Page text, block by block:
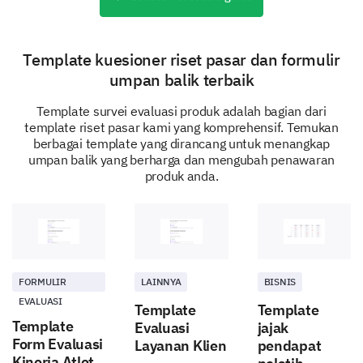
Overall Feedback and Suggestions
Finally, we are eager to hear your general thoughts
and any suggestions you might have to improve our
product.
What areas do you think need improvement?
Template kuesioner riset pasar dan formulir
umpan balik terbaik
Template survei evaluasi produk adalah bagian dari
template riset pasar kami yang komprehensif. Temukan
berbagai template yang dirancang untuk menangkap
umpan balik yang berharga dan mengubah penawaran
produk anda.
FORMULIR
EVALUASI
Template
Form Evaluasi
LAINNYA
Template
Evaluasi
Layanan Klien
BISNIS
Template
jajak
pendapat